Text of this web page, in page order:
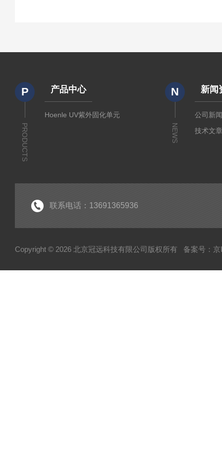
P
PRODUCTS
产品中心
Hoenle UV紫外固化单元
N
NEWS
新闻
公司新
技术文
联系电话：13691365936
Copyright © 2026 北京冠远科技有限公司版权所有 备案号：